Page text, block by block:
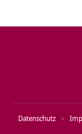
Datenschutz